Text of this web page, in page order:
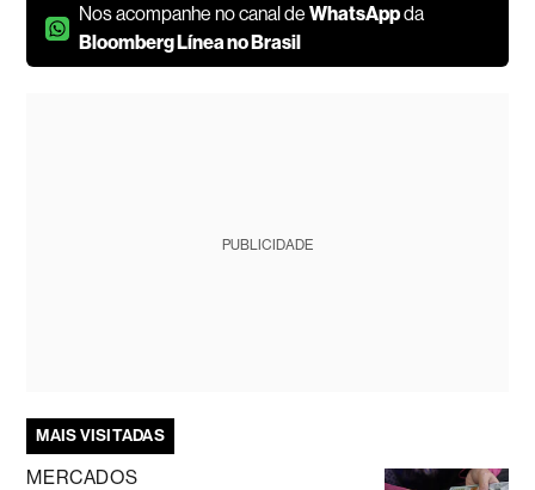
Nos acompanhe no canal deWhatsAppda
Bloomberg Línea no Brasil
PUBLICIDADE
MAIS VISITADAS
MERCADOS